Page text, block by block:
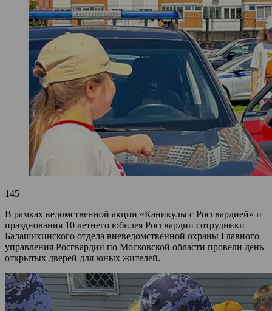
145
В рамках ведомственной акции «Каникулы с Росгвардией» и
празднования 10 летнего юбилея Росгвардии сотрудники
Балашихинского отдела вневедомственной охраны Главного
управления Росгвардии по Московской области провели день
открытых дверей для юных жителей.